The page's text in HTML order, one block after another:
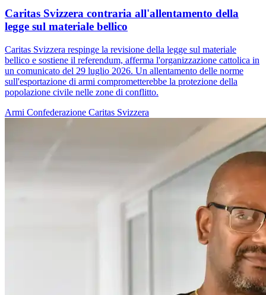
Caritas Svizzera contraria all'allentamento della
legge sul materiale bellico
Caritas Svizzera respinge la revisione della legge sul materiale
bellico e sostiene il referendum, afferma l'organizzazione cattolica in
un comunicato del 29 luglio 2026. Un allentamento delle norme
sull'esportazione di armi comprometterebbe la protezione della
popolazione civile nelle zone di conflitto.
Armi Confederazione Caritas Svizzera